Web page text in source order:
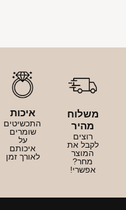
משלוח
מהיר
רוצים
לקבל את
המוצר
מחר?
אפשרי!
איכות
התכשיטים
שומרים
על
איכותם
לאורך זמן